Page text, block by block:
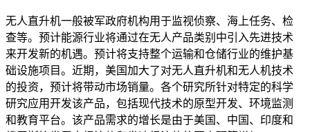
无人直升机一般被军政府机构用于监视侦察、海上任务、检
查等。预计能源行业将通过在无人产品类别中引入先进技术
来开发新的机遇。预计将支持整个运输和仓储行业的维护基
础设施项目。近期，美国加大了对无人直升机和无人机技术
的投资，预计将带动市场销量。各个研究所针对特定的科学
研究应用开发该产品，包括现代技术的原型开发、环境监测
和教育平台。该产品需求的增长是由于美国、中国、印度和